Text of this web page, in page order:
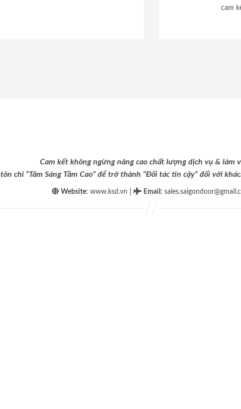
cam
Cam kết không ngừng nâng cao chất lượng dịch vụ & làm
tôn chỉ “Tâm Sáng Tầm Cao” để trở thành “Đối tác tin cậy” đối với
Website: www.ksd.vn Email :